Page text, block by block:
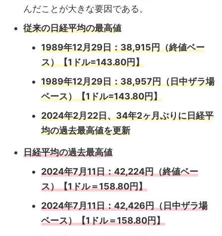
んだことが大きな要因である。
従来の日経平均の最高値
1989年12月29日：38,915円（終値ベー
ス）【1ドル=143.80円】
1989年12月29日：38,957円（日中ザラ場
ベース）【1ドル=143.80円】
2024年2月22日、34年2ヶ月ぶりに日経平
均の過去最高値を更新
日経平均の過去最高値
2024年7月11日：42,224円（終値ベー
ス）【1ドル＝158.80円】
2024年7月11日：42,426円（日中ザラ場
ベース）【1ドル＝158.80円】